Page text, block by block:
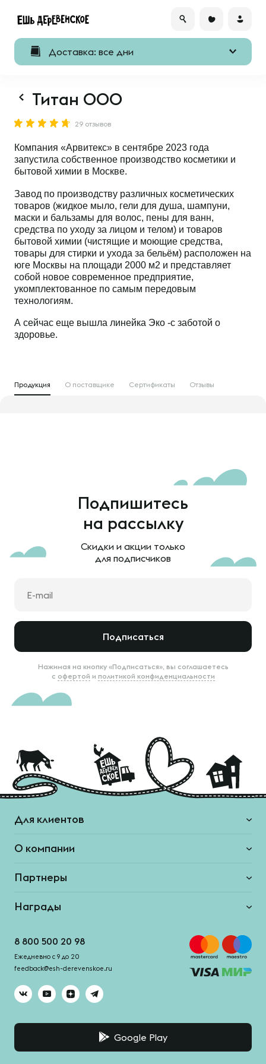
Доставка: все дни
Титан ООО
29 отзывов
Компания «Арвитекс» в сентябре 2023 года
запустила собственное производство косметики и
бытовой химии в Москве.
Завод по производству различных косметических
товаров (жидкое мыло, гели для душа, шампуни,
маски и бальзамы для волос, пены для ванн,
средства по уходу за лицом и телом) и товаров
бытовой химии (чистящие и моющие средства,
товары для стирки и ухода за бельём) расположен на
юге Москвы на площади 2000 м2 и представляет
собой новое современное предприятие,
укомплектованное по самым передовым
технологиям.
А сейчас еще вышла линейка Эко -с заботой о
здоровье.
Продукция О поставщике Сертификаты Отзывы
Подпишитесь
на рассылку
Скидки и акции только
для подписчиков
Подписаться
Нажимая на кнопку «Подписаться», вы соглашаетесь
с офертой и политикой конфиденциальности
Для клиентов
О компании
Партнеры
Награды
8 800 500 20 98
Ежедневно с 9 до 20
feedback@esh-derevenskoe.ru
Google Play